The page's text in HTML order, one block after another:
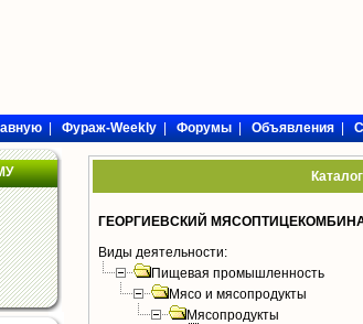
|Фураж-Weekly|Форумы|Объявления|
ГЕОРГИЕВСКИЙ
Виды деятельности:
Пищевая промышленность
Мясо и мясопродукты
Мясопродукты